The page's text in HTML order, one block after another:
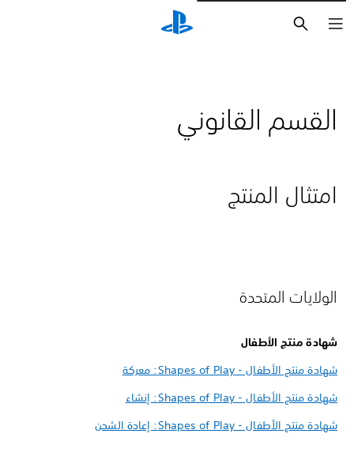
القسم القانوني
امتثال المنتج
الولايات المتحدة
شهادة منتج الأطفال
شهادة منتج الأطفال - Shapes of Play: معركة
شهادة منتج الأطفال - Shapes of Play: إنشاء
شهادة منتج الأطفال - Shapes of Play: إعادة الشحن